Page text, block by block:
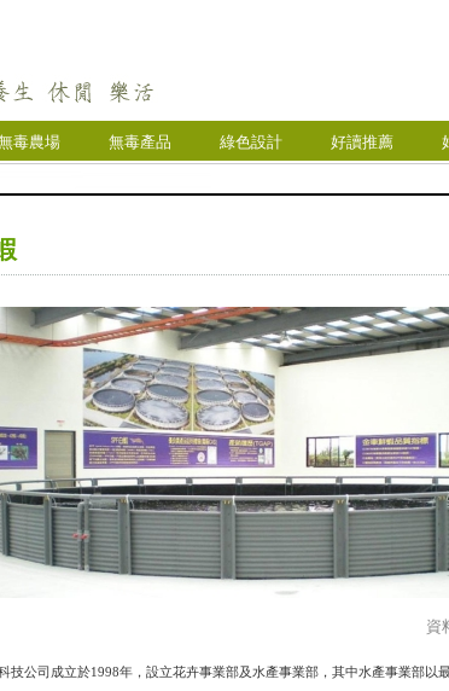
毒農場 無毒產品 綠色設計 好讀推薦
資
技公司成立於1998年，設立花卉事業部及水產事業部，其中水產事業部以